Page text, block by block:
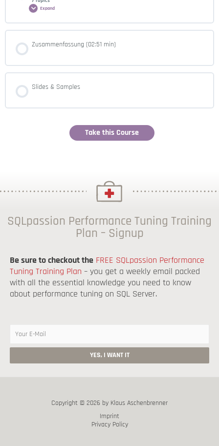
Buffer Pool (21:37 min)
Non Clustered Indexes (42:08 min)
Expand
0% COMPLETE
Verstehen von Ausführungsplänen (73:13 min)
Spool Operators (15:35 min)
Zusammenfassung (02:51 min)
Slides & Samples
Take this Course
SQLpassion Performance Tuning Training
Plan – Signup
Be sure to checkout the FREE SQLpassion Performance
Tuning Training Plan – you get a weekly email packed
with all the essential knowledge you need to know
about performance tuning on SQL Server.
Copyright © 2026 by Klaus Aschenbrenner
Imprint
Privacy Policy